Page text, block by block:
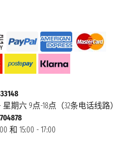
期六 9点-18点（32条电话线路）
和 15:00 - 17:00